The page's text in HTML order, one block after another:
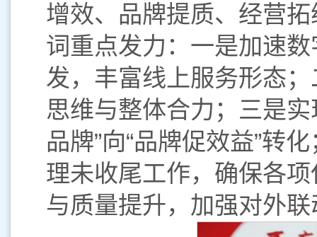
增效、品牌提质、经营
词重点发力：一是加速
发，丰富线上服务形态
思维与整体合力；三是
品牌”向“品牌促效益”转
理未收尾工作，确保各
与质量提升，加强对外